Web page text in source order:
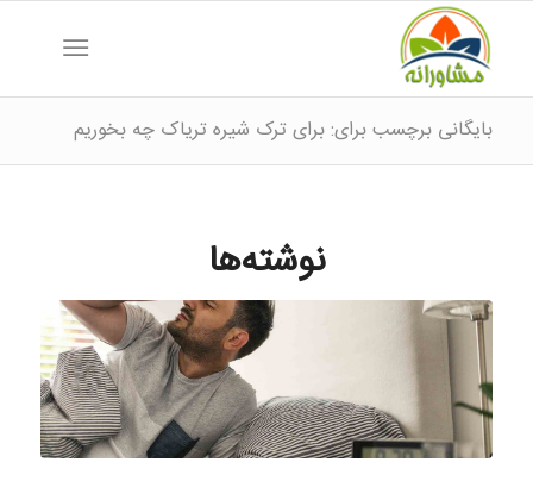
بایگانی برچسب برای: برای ترک شیره تریاک چه بخوریم
نوشته‌ها